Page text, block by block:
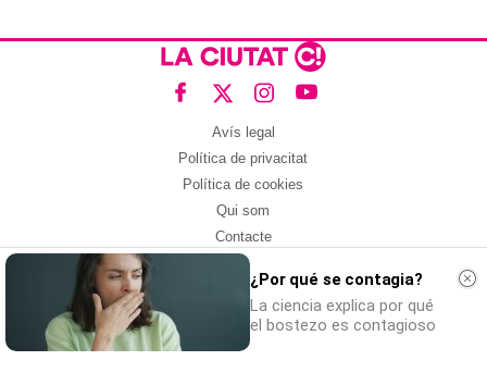
Avís legal
Política de privacitat
Política de cookies
Qui som
Contacte
Xarxes socials
Amb col·laboració de:
¿Por qué se contagia?
La ciencia explica por qué
el bostezo es contagioso